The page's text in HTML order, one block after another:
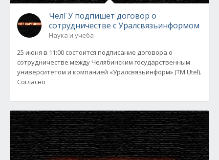
ЧелГУ подпишет договор о
сотрудничестве с Уралсвязьинформом
Наука и учеба
25 июня в 11:00 состоится подписание договора о
сотрудничестве между Челябинским государственным
университетом и компанией «Уралсвязьинформ» (ТМ Utel).
Согласно